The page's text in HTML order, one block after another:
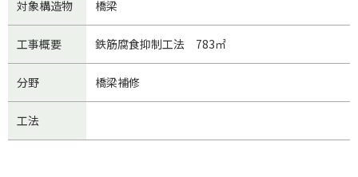
対象構造物 橋梁
工事概要 鉄筋腐食抑制工法 783㎡
分野 橋梁補修
工法